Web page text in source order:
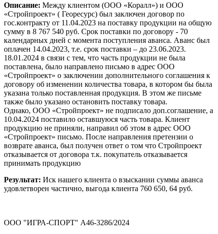
Описание: Между клиентом (ООО «Коралл») и ООО
«Стройпроект» ( Георесурс) был заключен договор по
гос.контракту от 11.04.2023 на поставку продукции на общую
сумму в 8 767 540 руб. Срок поставки по договору - 70
календарных дней с момента поступления аванса. Аванс был
оплачен 14.04.2023, т.е. срок поставки – до 23.06.2023.
18.01.2024 в связи с тем, что часть продукции не была
поставлена, было направлено письмо в адрес ООО
«Стройпроект» о заключении дополнительного соглашения к
договору об изменении количества товара, в котором бы была
указана только поставленная продукция. В этом же письме
также было указано остановить поставку товара.
Однако, ООО «Стройпроект» не подписало доп.соглашение, а
10.04.2024 поставило оставшуюся часть товара. Клиент
продукцию не приняли, направил об этом в адрес ООО
«Стройпроект» письмо. После направления претензии о
возврате аванса, был получен ответ о том что Стройпроект
отказывается от договора т.к. покупатель отказывается
принимать продукцию
Результат: Иск нашего клиента о взыскании суммы аванса
удовлетворен частично, выгода клиента 760 650, 64 руб.
ООО "ИГРА-СПОРТ" А46-3286/2024